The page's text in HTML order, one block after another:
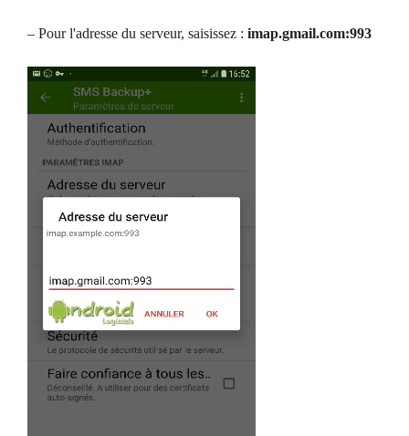
– Pour l'adresse du serveur, saisissez : imap.gmail.com:993